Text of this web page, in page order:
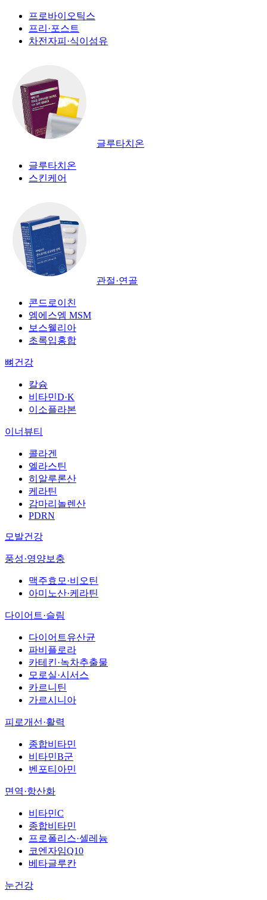
프로바이오틱스
프리·포스트
차전자피·식이섬유
글루타치온
글루타치온
스킨케어
관절·연골
콘드로이친
엠에스엠 MSM
보스웰리아
초록입홍합
뼈건강
칼슘
비타민D·K
이소플라본
이너뷰티
콜라겐
엘라스틴
히알루론산
케라틴
감마리놀렌산
PDRN
모발건강
풍성·영양보충
맥주효모·비오틴
아미노산·케라틴
다이어트·슬림
다이어트유산균
파비플로라
카테킨·녹차추출물
모로실·시서스
카르니틴
가르시니아
피로개선·활력
종합비타민
비타민B군
벤포티아민
면역·항산화
비타민C
종합비타민
프로폴리스·셀레늄
코엔자임Q10
베타글루칸
눈건강